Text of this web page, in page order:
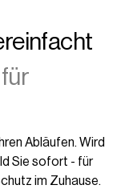
Abläufen. Wird
Sie sofort - für
im Zuhause.